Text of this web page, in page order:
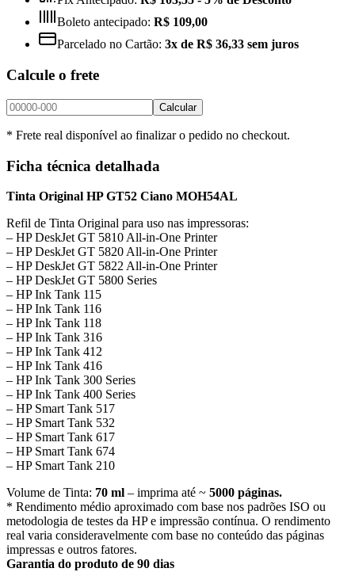
Boleto antecipado: R$ 109,00
Parcelado no Cartão: 3x de R$ 36,33 sem juros
Calcule o frete
Calcular
* Frete real disponível ao finalizar o pedido no checkout.
Ficha técnica detalhada
Tinta Original HP GT52 Ciano MOH54AL
Refil de Tinta Original para uso nas impressoras:
– HP DeskJet GT 5810 All-in-One Printer
– HP DeskJet GT 5820 All-in-One Printer
– HP DeskJet GT 5822 All-in-One Printer
– HP DeskJet GT 5800 Series
– HP Ink Tank 115
– HP Ink Tank 116
– HP Ink Tank 118
– HP Ink Tank 316
– HP Ink Tank 412
– HP Ink Tank 416
– HP Ink Tank 300 Series
– HP Ink Tank 400 Series
– HP Smart Tank 517
– HP Smart Tank 532
– HP Smart Tank 617
– HP Smart Tank 674
– HP Smart Tank 210
Volume de Tinta: 70 ml – imprima até ~ 5000 páginas.
* Rendimento médio aproximado com base nos padrões ISO ou
metodologia de testes da HP e impressão contínua. O rendimento
real varia consideravelmente com base no conteúdo das páginas
impressas e outros fatores.
Garantia do produto de 90 dias